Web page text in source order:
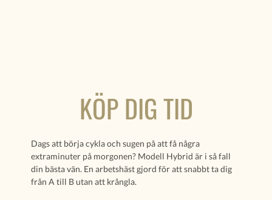
KÖP DIG TID
Dags att börja cykla och sugen på att få några
extraminuter på morgonen? Modell Hybrid är i så fall
din bästa vän. En arbetshäst gjord för att snabbt ta dig
från A till B utan att krångla.